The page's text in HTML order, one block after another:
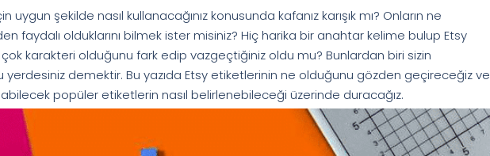
uygun şekilde nasıl kullanacağınız konusunda kafanız karışık mı? Onların ne
faydalı olduklarını bilmek ister misiniz? Hiç harika bir anahtar kelime bulup Etsy
karakteri olduğunu fark edip vazgeçtiğiniz oldu mu? Bunlardan biri sizin
demektir. Bu yazıda Etsy etiketlerinin ne olduğunu gözden geçireceğiz ve
popüler etiketlerin nasıl belirlenebileceği üzerinde duracağız.